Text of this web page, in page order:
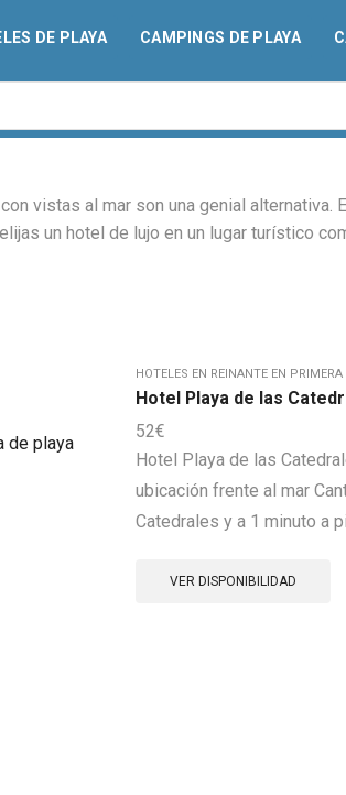
DE PLAYA CAMPINGS DE PLAYA
input
vistas al mar son una genial
un hotel de lujo en un lugar turístico
HOTELES EN REINANTE EN
Hotel Playa de las
52€
Hotel Playa de las
ubicación frente al mar
Catedrales y a 1 minuto a
VER DISPONIBILIDAD